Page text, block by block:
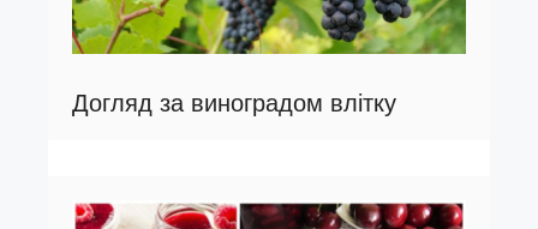
Догляд за виноградом влітку